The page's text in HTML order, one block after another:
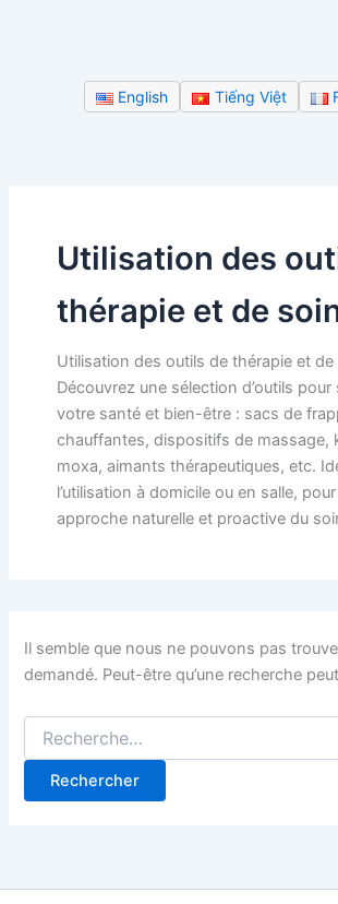
English Tiếng Việt
Utilisation des
thérapie et de
Utilisation des outils de thérapie et de
Découvrez une sélection d’outils pour
votre santé et bien-être : sacs de
chauffantes, dispositifs de massage,
moxa, aimants thérapeutiques, etc.
l’utilisation à domicile ou en salle,
approche naturelle et proactive du
Il semble que nous ne pouvons pas
demandé. Peut-être qu’une recherche
Rechercher :